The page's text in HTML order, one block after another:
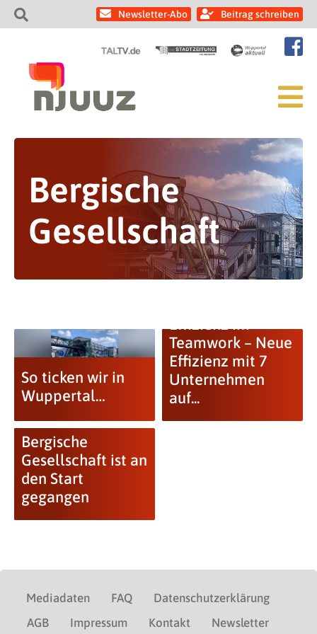
Newsletter-Abo Beitrag schreiben
Bergische
Gesellschaft
So ticken wir in
Wuppertal…
Teamwork – Neue
Effizienz mit 7
Unternehmen
auf...
Bergische
Gesellschaft ist an
den Start
gegangen
Mediadaten FAQ
Datenschutzerklärung
AGB
Impressum Kontakt Newsletter